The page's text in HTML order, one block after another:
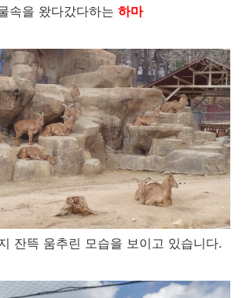
속을 왔다갔다하는 하마
잔뜩 움추린 모습을 보이고 있습니다.